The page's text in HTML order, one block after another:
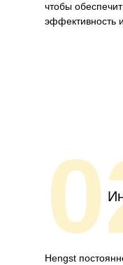
чтобы
эффективность
Hengst